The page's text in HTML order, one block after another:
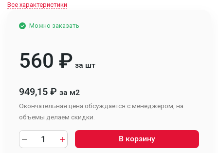
Все характеристики
Можно заказать
560 ₽ за шт
949,15 ₽ за м2
Окончательная цена обсуждается с менеджером, на
объемы делаем скидки.
В корзину